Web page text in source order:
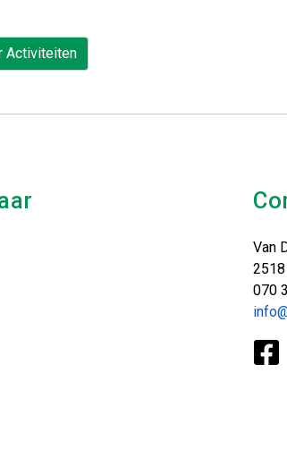
Activiteiten
Van
070